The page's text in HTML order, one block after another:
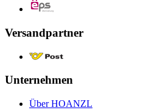
Versandpartner
Unternehmen
Über HOANZL